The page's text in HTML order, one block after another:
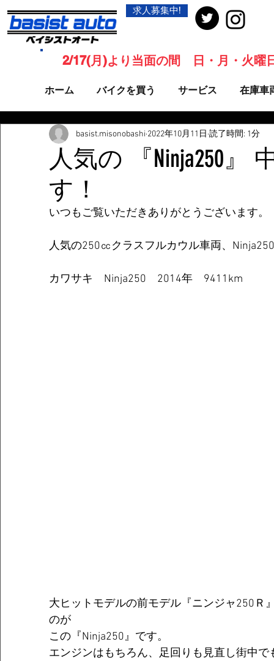
求人募集中!
ホーム バイクを買う サービス 在庫車
2/17(月)より当面の間 日・月・火曜
人気の 『Ninja250』
す！
basist.misonobashi 2022年10月11日 読了時間: 1分
いつもご覧いただきありがとうございます。
人気の250㏄クラスフルカウル車両、
カワサキ　Ninja250　2014年　9411km
大ヒットモデルの前モデル『ニンジャ250Ｒ
のが
エンジンはもちろん、足回りも見直し街中